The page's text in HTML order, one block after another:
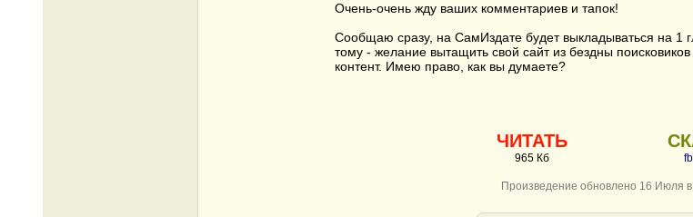
Очень-очень жду ваших комментариев и тапок!
Сообщаю сразу, на СамИздате будет выкладываться на
тому - желание вытащить свой сайт из бездны
контент. Имею право, как вы думаете?
ЧИТАТЬ
965 Кб
Произведение обновлено 16 Июля в